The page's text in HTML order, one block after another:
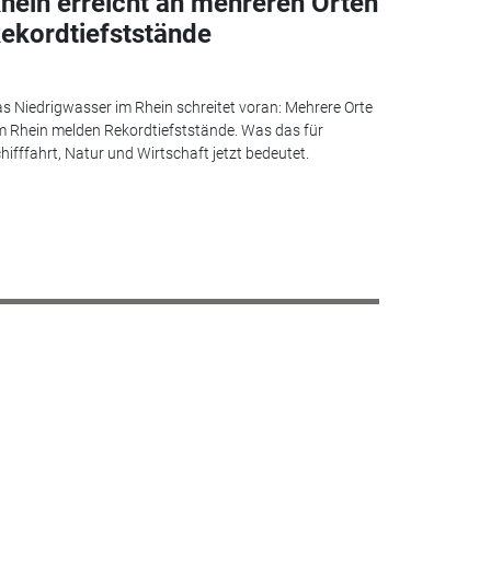
Niedrigwasser im Rhein schreitet voran: Mehrere Orte
Rhein melden Rekordtiefststände. Was das für
Natur und Wirtschaft jetzt bedeutet.